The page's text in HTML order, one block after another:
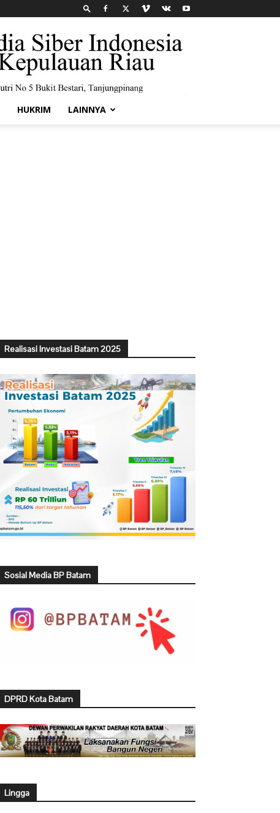
HUKRIM LAINNYA
Realisasi Investasi Batam 2025
Sosial Media BP Batam
DPRD Kota Batam
Lingga